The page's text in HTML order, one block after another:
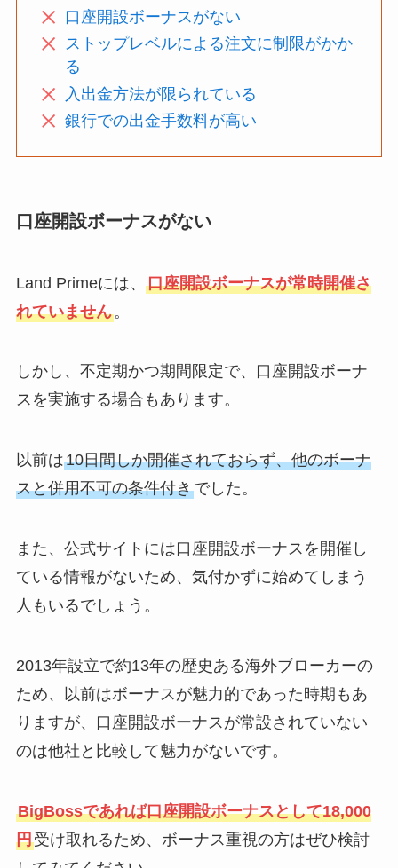
口座開設ボーナスがない
ストップレベルによる注文に制限がかか
る
入出金方法が限られている
銀行での出金手数料が高い
口座開設ボーナスがない
Land Primeには、 口座開設ボーナスが常時開催さ
れていません。
しかし、不定期かつ期間限定で、口座開設ボーナ
スを実施する場合もあります。
以前は10日間しか開催されておらず、他のボーナ
スと併用不可の条件付きでした。
また、公式サイトには口座開設ボーナスを開催し
ている情報がないため、気付かずに始めてしまう
人もいるでしょう。
2013年設立で約13年の歴史ある海外ブローカーの
ため、以前はボーナスが魅力的であった時期もあ
りますが、口座開設ボーナスが常設されていない
のは他社と比較して魅力がないです。
BigBossであれば口座開設ボーナスとして18,000
円受け取れるため、ボーナス重視の方はぜひ検討